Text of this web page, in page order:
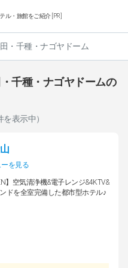
ル・旅館をご紹介 [PR]
・千種・ナゴヤドーム
千種・ナゴヤドームの
表示中）
ーを見る
】空気清浄機&電子レンジ&4KTV&
ドを全室完備した都市型ホテル♪